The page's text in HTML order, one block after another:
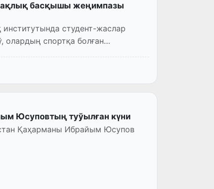
басқышы жеңимпазы
студент-жаслар
олардың спортқа болған
Юсуповтың туўылған күни
Қаҳарманы Ибрайым Юсупов